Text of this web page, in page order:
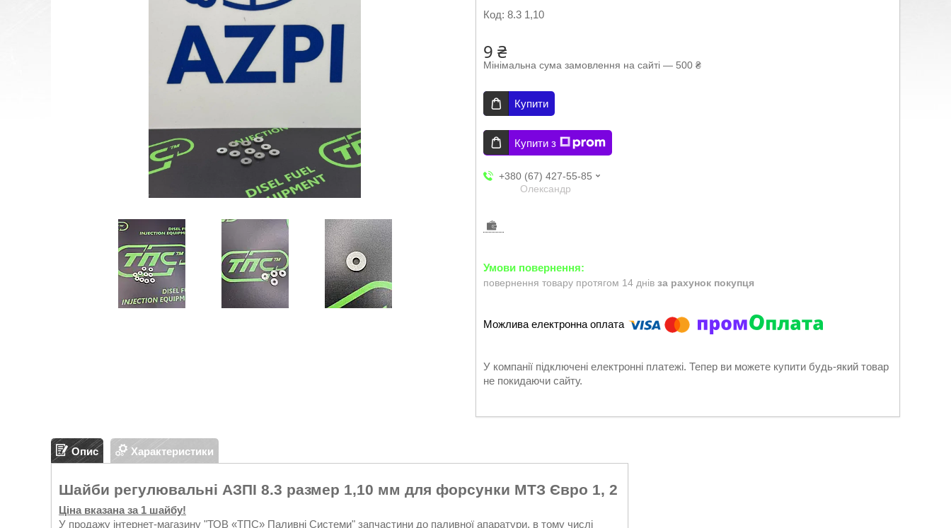
Код: 8.3 1,10
9 ₴
Мінімальна сума замовлення на сайті — 500 ₴
Купити
Купити з
+380 (67) 427-55-85
Олександр
повернення товару протягом 14 днів за рахунок покупця
У компанії підключені електронні платежі. Тепер ви можете купити будь-який товар
не покидаючи сайту.
Опис Характеристики
Шайби регулювальні АЗПІ 8.3 размер 1,10 мм для форсунки МТЗ Євро 1, 2
Ціна вказана за 1 шайбу!
У продажу інтернет-магазину "ТОВ «ТПС» Паливні Системи" запчастини до паливної апаратури, в тому числі